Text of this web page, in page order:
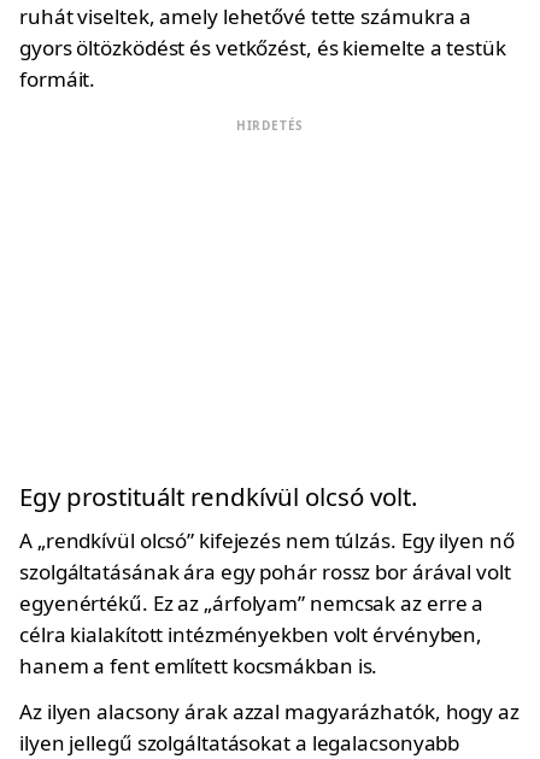
ruhát viseltek, amely lehetővé tette számukra a
gyors öltözködést és vetkőzést, és kiemelte a testük
formáit.
HIRDETÉS
Egy prostituált rendkívül olcsó volt.
A „rendkívül olcsó” kifejezés nem túlzás. Egy ilyen nő
szolgáltatásának ára egy pohár rossz bor árával volt
egyenértékű. Ez az „árfolyam” nemcsak az erre a
célra kialakított intézményekben volt érvényben,
hanem a fent említett kocsmákban is.
Az ilyen alacsony árak azzal magyarázhatók, hogy az
ilyen jellegű szolgáltatásokat a legalacsonyabb